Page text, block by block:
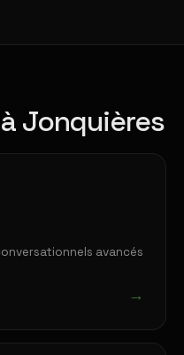
Jonquières
avancés
→